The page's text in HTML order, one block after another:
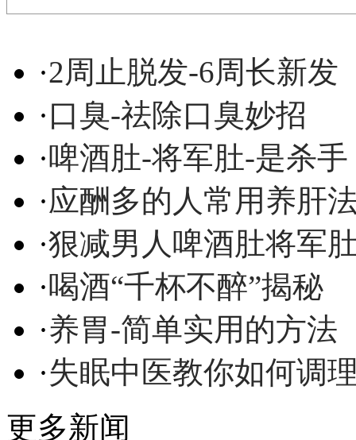
·2周止脱发-6周长新发
·口臭-祛除口臭妙招
·啤酒肚-将军肚-是杀手
·应酬多的人常用养肝
·狠减男人啤酒肚将军
·喝酒“千杯不醉”揭秘
·养胃-简单实用的方法
·失眠中医教你如何调
更多新闻